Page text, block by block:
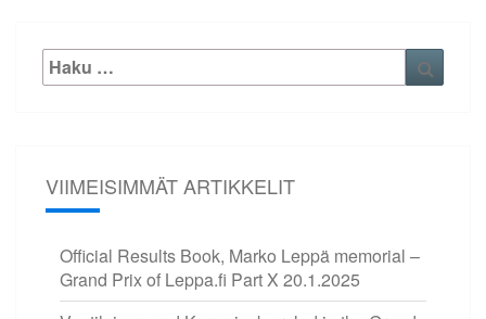
Etsi:
VIIMEISIMMÄT ARTIKKELIT
Official Results Book, Marko Leppä memorial –
Grand Prix of Leppa.fi Part X 20.1.2025